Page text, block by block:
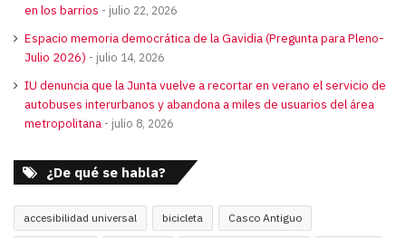
en los barrios
julio 22, 2026
Espacio memoria democrática de la Gavidia (Pregunta para Pleno-
Julio 2026)
julio 14, 2026
IU denuncia que la Junta vuelve a recortar en verano el servicio de
autobuses interurbanos y abandona a miles de usuarios del área
metropolitana
julio 8, 2026
¿De qué se habla?
accesibilidad universal bicicleta Casco Antiguo